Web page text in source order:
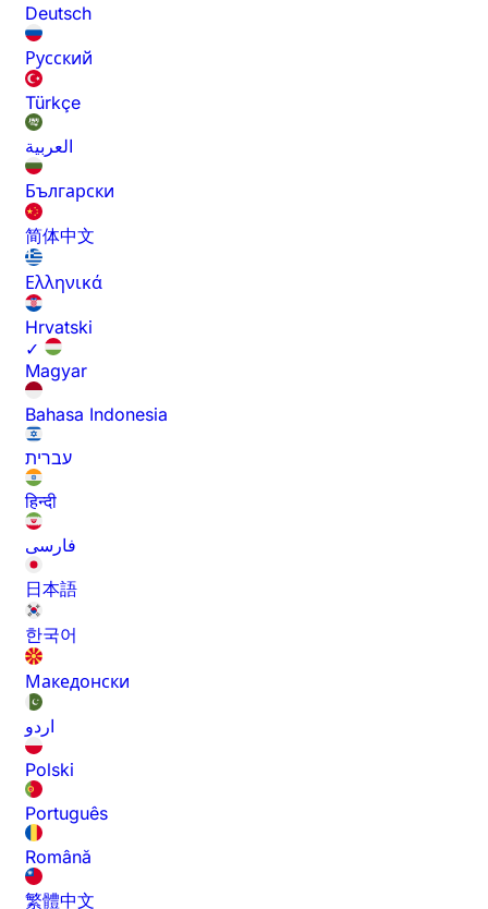
Deutsch
Русский
Türkçe
العربية
Български
简体中文
Ελληνικά
Hrvatski
✓
Magyar
Bahasa Indonesia
עברית
हिन्दी
فارسی
日本語
한국어
Македонски
اردو
Polski
Português
Română
繁體中文